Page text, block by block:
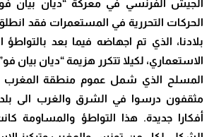
الجيش الفرنسي في معركة “ديان بيان
الحركات التحررية في المستعمرات فقد
بلادنا، الذي تم اجهاضه فيما بعد بالتواطؤ
الاستعماري، لكيلا تتكرر هزيمة “ديان بيان
المسلح الذي شمل عموم منطقة المغرب
مثقفون درسوا في الشرق والغرب الى
أفكارا جديدة. هذا التواطؤ والمساومة